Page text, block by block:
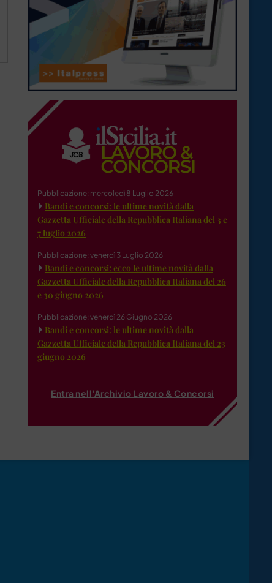
Pubblicazione: mercoledì 8 Luglio 2026
Bandi e concorsi: le ultime novità dalla
Gazzetta Ufficiale della Repubblica Italiana del 3 e
7 luglio 2026
Pubblicazione: venerdì 3 Luglio 2026
Bandi e concorsi: ecco le ultime novità dalla
Gazzetta Ufficiale della Repubblica Italiana del 26
e 30 giugno 2026
Pubblicazione: venerdì 26 Giugno 2026
Bandi e concorsi: le ultime novità dalla
Gazzetta Ufficiale della Repubblica Italiana del 23
giugno 2026
Entra nell'Archivio Lavoro & Concorsi